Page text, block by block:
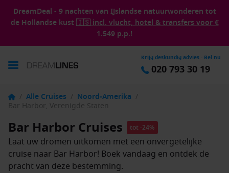
DreamDeal - 9 nachten van IJslandse natuurwonderen tot
de Hollandse kust 🇮🇸 incl. vlucht, hotel & transfers voor €
1.549 p.p.!
Krijg deskundig advies - Bel nu
020 793 30 19
/ Alle Cruises / Noord-Amerika /
Bar Harbor, Verenigde Staten
Bar Harbor Cruises tot -24%
Laat uw dromen uitkomen met een onvergetelijke
cruise naar Bar Harbor! Boek vandaag en ontdek de
pracht van deze bestemming.